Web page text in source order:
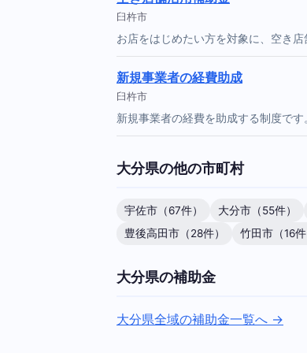
臼杵市
お店をはじめたい方を対象に、空き店
新規事業者の経費助成
臼杵市
新規事業者の経費を助成する制度です
大分県の他の市町村
宇佐市（67件） 大分市（55件）
豊後高田市（28件）
竹田市（16件
大分県の補助金
大分県全域の補助金一覧へ →